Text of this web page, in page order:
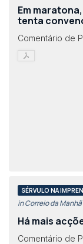
Em
tenta
Comentário de
SÉRVULO NA
in Correio da Manhã
Há mais
Comentário de